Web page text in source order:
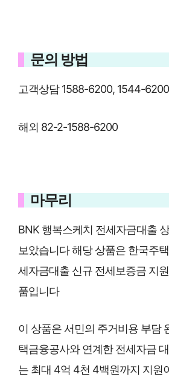
문의 방법
고객상담 1588-6200, 1544-6200
해외 82-2-1588-6200
마무리
BNK 행복스케치 전세자금대출
보았습니다 해당 상품은 한국주
세자금대출 신규 전세보증금 지
품입니다
이 상품은 서민의 주거비용 부담
택금융공사와 연계한 전세자금
는 최대 4억 4천 4백원까지 지원